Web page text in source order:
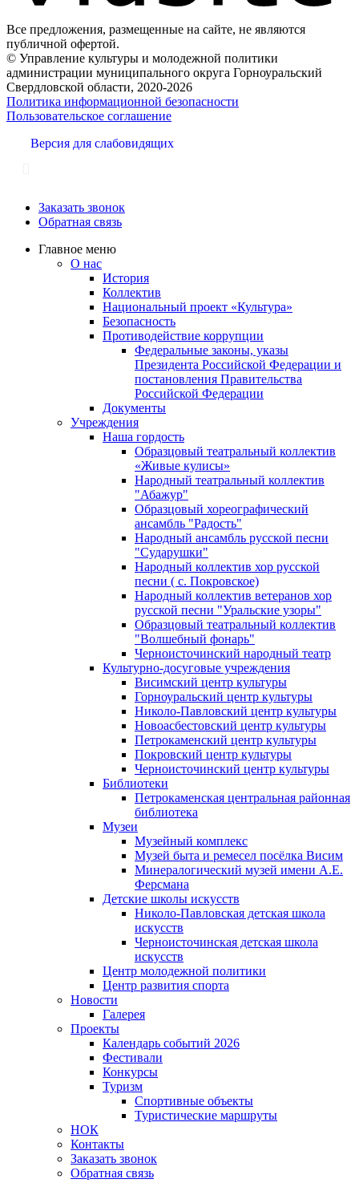
Все предложения, размещенные на сайте, не являются
публичной офертой.
© Управление культуры и молодежной политики
администрации муниципального округа Горноуральский
Свердловской области, 2020-2026
Политика информационной безопасности
Пользовательское соглашение
Версия для слабовидящих
Заказать звонок
Обратная связь
Главное меню
О нас
История
Коллектив
Национальный проект «Культура»
Безопасность
Противодействие коррупции
Федеральные законы, указы
Президента Российской Федерации и
постановления Правительства
Российской Федерации
Документы
Учреждения
Наша гордость
Образцовый театральный коллектив
«Живые кулисы»
Народный театральный коллектив
"Абажур"
Образцовый хореографический
ансамбль "Радость"
Народный ансамбль русской песни
"Сударушки"
Народный коллектив хор русской
песни ( с. Покровское)
Народный коллектив ветеранов хор
русской песни "Уральские узоры"
Образцовый театральный коллектив
"Волшебный фонарь"
Черноисточинский народный театр
Культурно-досуговые учреждения
Висимский центр культуры
Горноуральский центр культуры
Николо-Павловский центр культуры
Новоасбестовский центр культуры
Петрокаменский центр культуры
Покровский центр культуры
Черноисточинский центр культуры
Библиотеки
Петрокаменская центральная районная
библиотека
Музеи
Музейный комплекс
Музей быта и ремесел посёлка Висим
Минералогический музей имени А.Е.
Ферсмана
Детские школы искусств
Николо-Павловская детская школа
искусств
Черноисточинская детская школа
искусств
Центр молодежной политики
Центр развития спорта
Новости
Галерея
Проекты
Календарь событий 2026
Фестивали
Конкурсы
Туризм
Спортивные объекты
Туристические маршруты
НОК
Контакты
Заказать звонок
Обратная связь